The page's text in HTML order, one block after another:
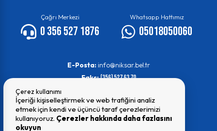
Çağrı Merkezi
0 356 527 1876
Whatsapp Hattımız
05018050060
E-Posta: info@niksar.bel.tr
Faks:(356) 527 63 70
Çerez kullanımı
İçeriği kişiselleştirmek ve web trafiğini analiz
etmek için kendi ve üçüncü taraf çerezlerimizi
kullanıyoruz. Çerezler hakkında daha fazlasını
okuyun